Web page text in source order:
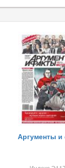
Аргументы